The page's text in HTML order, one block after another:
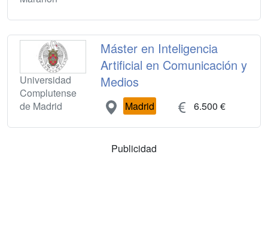
Universidad
Complutense
de Madrid
Máster en Inteligencia
Artificial en Comunicación y
Medios
Madrid 6.500 €
Publicidad